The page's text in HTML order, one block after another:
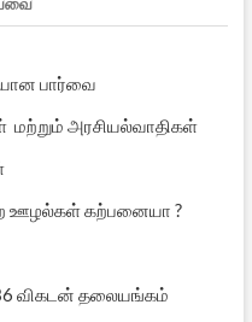
பார்வை
அரசியல்வாதிகள்
ஊழல்கள் கற்பனையா ?
விகடன் தலையங்கம்